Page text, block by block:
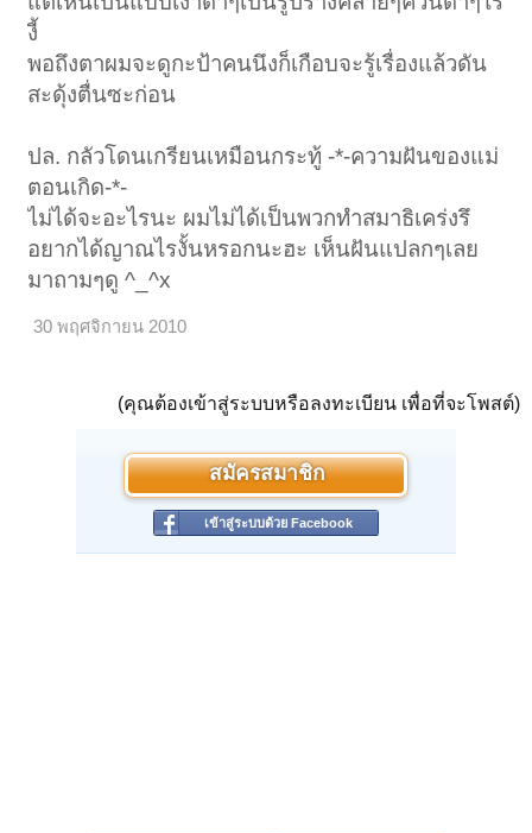
งี้
พอถึงตาผมจะดูกะป้าคนนึงก็เกือบจะรู้เรื่องแล้วดัน
สะดุ้งตื่นซะก่อน
ปล. กลัวโดนเกรียนเหมือนกระทู้ -*-ความฝันของแม่
ตอนเกิด-*-
ไม่ได้จะอะไรนะ ผมไม่ได้เป็นพวกทำสมาธิเคร่งรึ
อยากได้ญาณไรงั้นหรอกนะฮะ เห็นฝันแปลกๆเลย
มาถามๆดู ^_^x
30 พฤศจิกายน 2010
(คุณต้องเข้าสู่ระบบหรือลงทะเบียน เพื่อที่จะโพสต์)
สมัครสมาชิก
เข้าสู่ระบบด้วย Facebook